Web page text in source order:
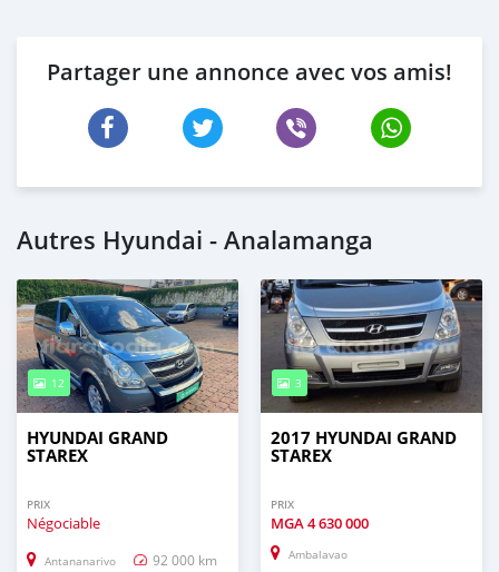
Partager une annonce avec vos amis!
Autres Hyundai - Analamanga
12
HYUNDAI GRAND
STAREX
PRIX
Négociable
Antananarivo 92 000 km
3
2017 HYUNDAI GRAND
STAREX
PRIX
MGA4 630 000
Ambalavao